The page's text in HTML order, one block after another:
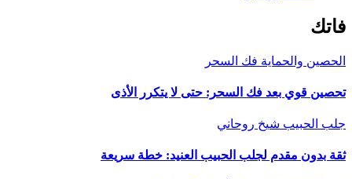
فاتك
الحصين والحماية فك السحر
تحصين قوي بعد فك السحر: حتى لا يتكرر الأذى
جلب الحبيب شيخ روحاني
ثقة بدون مقدم لجلب الحبيب العنيد: خطة سريعة